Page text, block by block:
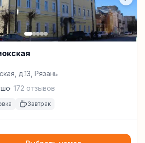
д.13, Рязань
· 172 отзывов
Завтрак